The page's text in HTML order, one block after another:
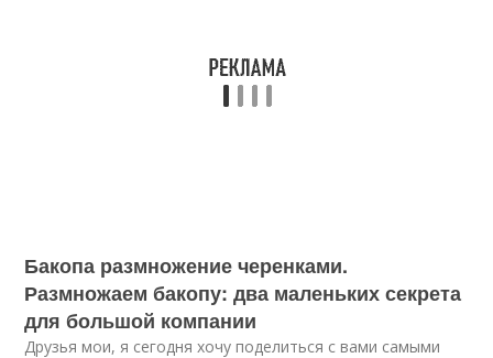
Бакопа размножение черенками.
Размножаем бакопу: два маленьких секрета
для большой компании
Друзья мои, я сегодня хочу поделиться с вами самыми